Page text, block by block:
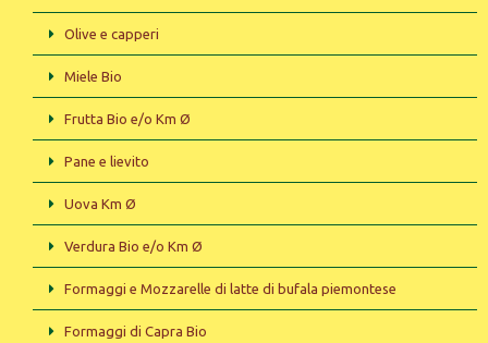
Olive e capperi
Miele Bio
Frutta Bio e/o Km Ø
Pane e lievito
Uova Km Ø
Verdura Bio e/o Km Ø
Formaggi e Mozzarelle di latte di bufala piemontese
Formaggi di Capra Bio